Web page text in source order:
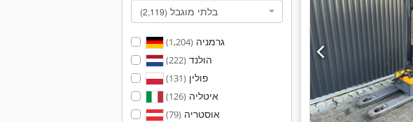
בלתי מוגבל (2,119)
גרמניה(1,204)
הולנד(222)
פולין(131)
איטליה(126)
אוסטריה(79)